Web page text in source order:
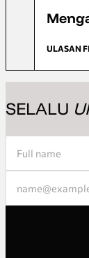
ULASAN
SELALU